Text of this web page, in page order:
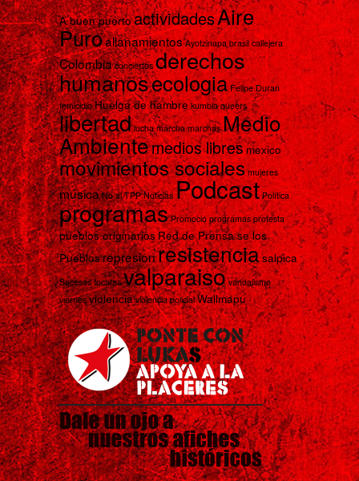
A buen puertoactividadesAire
Puroallanamientos Ayotzinapa brasil callejera
Colombia conciertos derechos
humanosecologia Felipe Duran
femicidio Huelga de hambre kumbia queers
libertad lucha marcha marchas Medio
Ambientemedios libresmexico
movimientos sociales mujeres
música No al TPP Noticias Podcast Política
programas Promoció programas protesta
pueblos originariosRed de Prensa se los
Pueblosrepresionresistenciasalpica
Sucesos tocatas valparaiso vandalismo
viernes violencia violencia policial Wallmapu